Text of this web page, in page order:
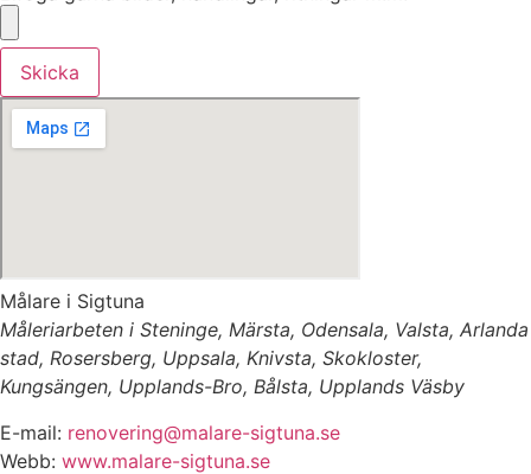
Skicka
Målare i Sigtuna
Måleriarbeten i Steninge, Märsta, Odensala, Valsta, Arlanda
stad, Rosersberg, Uppsala, Knivsta, Skokloster,
Kungsängen, Upplands-Bro, Bålsta, Upplands Väsby
E-mail: renovering@malare-sigtuna.se
Webb: www.malare-sigtuna.se